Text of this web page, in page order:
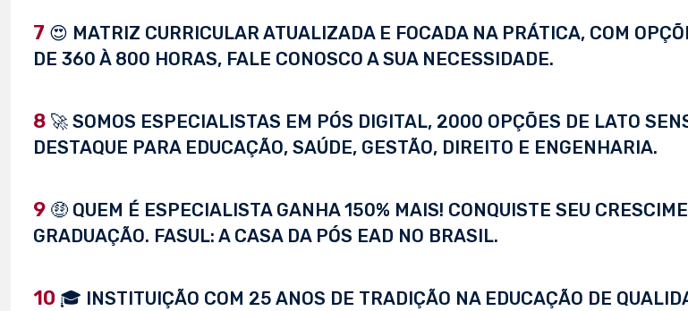
7 😍 MATRIZ CURRICULAR ATUALIZADA E FOCADA NA PRÁTICA, COM
DE 360 À 800 HORAS, FALE CONOSCO A SUA NECESSIDADE.
8 🚀 SOMOS ESPECIALISTAS EM PÓS DIGITAL, 2000 OPÇÕES DE LATO
DESTAQUE PARA EDUCAÇÃO, SAÚDE, GESTÃO, DIREITO E ENGENHARIA.
9 🤑 QUEM É ESPECIALISTA GANHA 150% MAIS! CONQUISTE SEU
GRADUAÇÃO. FASUL: A CASA DA PÓS EAD NO BRASIL.
10 🎓 INSTITUIÇÃO COM 25 ANOS DE TRADIÇÃO NA EDUCAÇÃO DE